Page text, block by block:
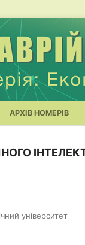
АРХІВ НОМЕРІВ
університет